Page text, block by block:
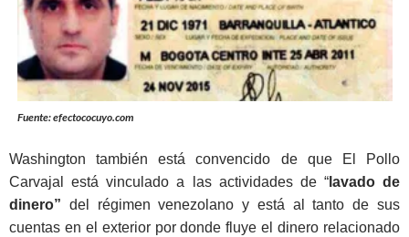
Fuente: efectococuyo.com
Washington también está convencido de que El Pollo
Carvajal está vinculado a las actividades de “lavado de
dinero” del régimen venezolano y está al tanto de sus
cuentas en el exterior por donde fluye el dinero relacionado